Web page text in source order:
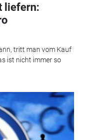
liefern:
tritt man vom Kauf
ist nicht immer so